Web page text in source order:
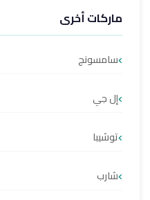
ماركات أخرى
سامسونج
إل جي
توشيبا
شارب